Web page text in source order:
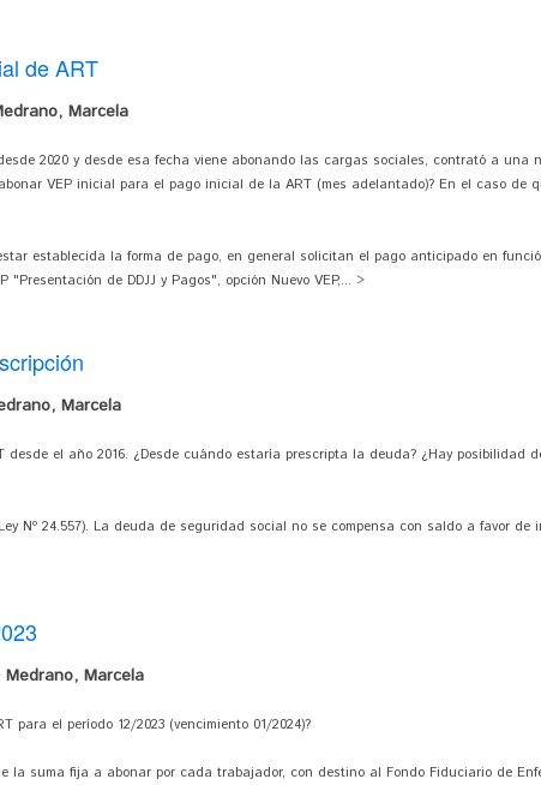
de ART
Marcela
2020 y desde esa fecha viene abonando las cargas sociales, contrató a una
VEP inicial para el pago inicial de la ART (mes adelantado)? En el caso de
establecida la forma de pago, en general solicitan el pago anticipado en
"Presentación de DDJJ y Pagos", opción Nuevo VEP,... >
Marcela
el año 2016. ¿Desde cuándo estaría prescripta la deuda? ¿Hay posibilidad
Nº 24.557). La deuda de seguridad social no se compensa con saldo a favor de
Medrano, Marcela
para el período 12/2023 (vencimiento 01/2024)?
la suma fija a abonar por cada trabajador, con destino al Fondo Fiduciario de